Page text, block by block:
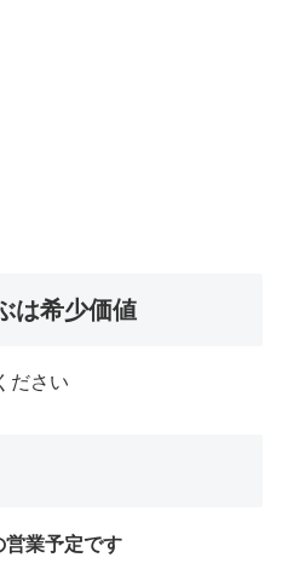
は希少価値
ださい
営業予定です